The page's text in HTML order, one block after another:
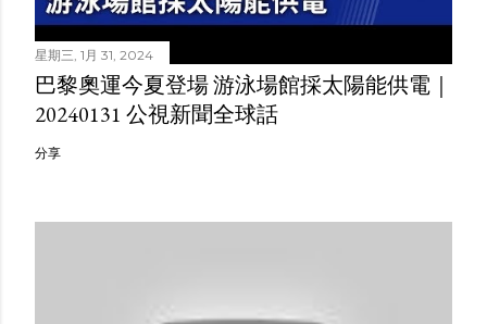
星期三, 1月 31, 2024
巴黎奧運今夏登場 游泳場館採太陽能供電｜
20240131 公視新聞全球話
分享